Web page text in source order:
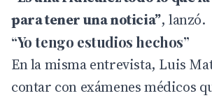
para tener una noticia”, lanzó.
“Yo tengo estudios hechos”
En la misma entrevista, Luis
contar con exámenes médicos